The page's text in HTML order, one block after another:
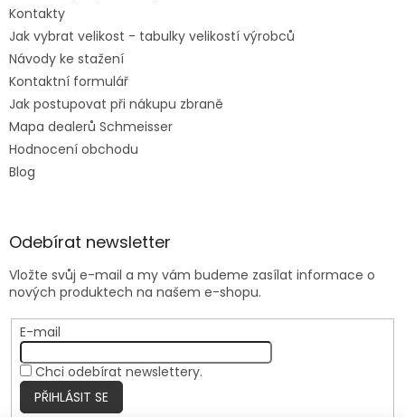
Kontakty
Jak vybrat velikost - tabulky velikostí výrobců
Návody ke stažení
Kontaktní formulář
Jak postupovat při nákupu zbraně
Mapa dealerů Schmeisser
Hodnocení obchodu
Blog
Odebírat newsletter
Vložte svůj e-mail a my vám budeme zasílat informace o
nových produktech na našem e-shopu.
E-mail
Chci odebírat newslettery.
PŘIHLÁSIT SE